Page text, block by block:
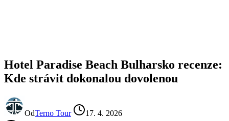
Hotel Paradise Beach Bulharsko recenze:
Kde strávit dokonalou dovolenou
OdTerno Tour
17. 4. 2026